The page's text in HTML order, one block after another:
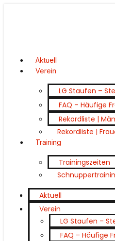
Aktuell
Verein
LG Staufen –
FAQ – Häufige
Rekordliste |
Rekordliste |
Training
Trainingszeiten
Aktuell
Verein
LG Staufen –
FAQ – Häufige